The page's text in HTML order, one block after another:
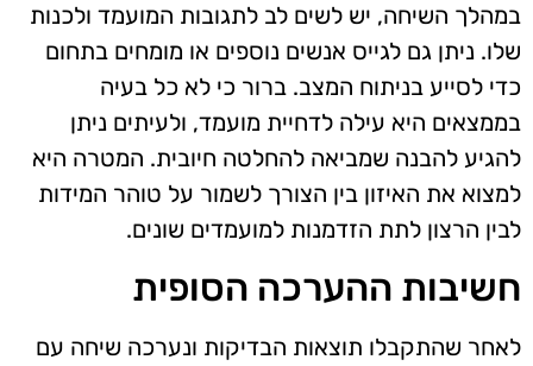
במהלך השיחה, יש לשים לב לתגובות המועמד ולכנות
שלו. ניתן גם לגייס אנשים נוספים או מומחים בתחום
כדי לסייע בניתוח המצב. ברור כי לא כל בעיה
בממצאים היא עילה לדחיית מועמד, ולעיתים ניתן
להגיע להבנה שמביאה להחלטה חיובית. המטרה היא
למצוא את האיזון בין הצורך לשמור על טוהר המידות
לבין הרצון לתת הזדמנות למועמדים שונים.
חשיבות ההערכה הסופית
לאחר שהתקבלו תוצאות הבדיקות ונערכה שיחה עם